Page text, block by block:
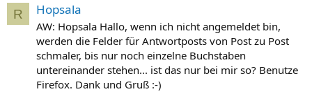
R Hopsala
AW: Hopsala Hallo, wenn ich nicht angemeldet bin,
werden die Felder für Antwortposts von Post zu Post
schmaler, bis nur noch einzelne Buchstaben
untereinander stehen... ist das nur bei mir so? Benutze
Firefox. Dank und Gruß :-)